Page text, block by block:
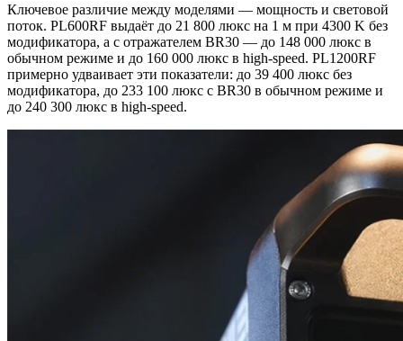
Ключевое различие между моделями — мощность и световой
поток. PL600RF выдаёт до 21 800 люкс на 1 м при 4300 K без
модификатора, а с отражателем BR30 — до 148 000 люкс в
обычном режиме и до 160 000 люкс в high‑speed. PL1200RF
примерно удваивает эти показатели: до 39 400 люкс без
модификатора, до 233 100 люкс с BR30 в обычном режиме и
до 240 300 люкс в high‑speed.